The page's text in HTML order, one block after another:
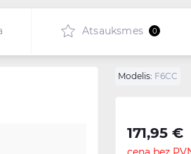
Atsauksmes 0
Modelis: F6CC
171,95 €